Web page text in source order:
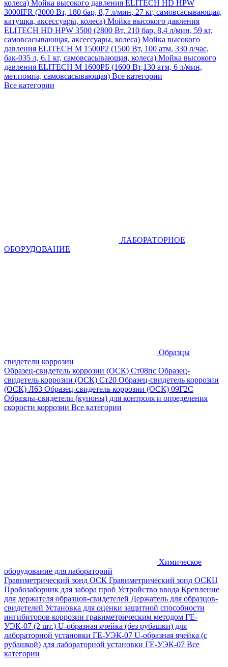
колеса) Мойка высокого давления ELITECH HD HPW
3000IFR (3000 Вт, 180 бар, 8,7 л/мин, 27 кг, самовсасывающая,
катушка, аксессуары, колеса) Мойка высокого давления
ELITECH HD HPW 3500 (2800 Вт, 210 бар, 8,4 л/мин, 59 кг,
самовсасывающая, аксессуары, колеса) Мойка высокого
давления ELITECH M 1500P2 (1500 Вт, 100 атм, 330 л/час,
бак-035 л, 6.1 кг, самовсасывающая, колеса) Мойка высокого
давления ELITECH М 1600РБ (1600 Вт,130 атм, 6 л/мин,
мет.помпа, самовсасывающая) Все категории
Все категории
ЛАБОРАТОРНОЕ
ОБОРУДОВАНИЕ
Образцы
свидетели коррозии
Образец-свидетель коррозии (ОСК) Ст08пс Образец-
свидетель коррозии (ОСК) Ст20 Образец-свидетель коррозии
(ОСК) Л63 Образец-свидетель коррозии (ОСК) 09Г2С
Образцы-свидетели (купоны) для контроля и определения
скорости коррозии Все категории
Химическое
оборудование для лабораторий
Гравиметрический зонд ОСК Гравиметрический зонд ОСКЦ
Пробозаборник для забора проб Устройство ввода Крепление
для держателя образцов-свидетелей Держатель для образцов-
свидетелей Установка для оценки защитной способности
ингибиторов коррозии гравиметрическим методом ГЕ-
УЭК-07 (2 шт.) U-образная ячейка (без рубашки) для
лабораторной установки ГЕ-УЭК-07 U-образная ячейка (с
рубашкой) для лабораторной установки ГЕ-УЭК-07 Все
категории